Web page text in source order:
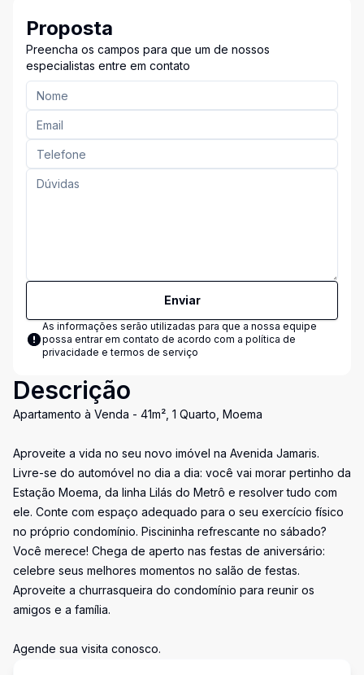
Proposta
Preencha os campos para que um de nossos
especialistas entre em contato
Enviar
As informações serão utilizadas para que a nossa equipe
possa entrar em contato de acordo com a política de
privacidade e termos de serviço
Descrição
Apartamento à Venda - 41m², 1 Quarto, Moema
Aproveite a vida no seu novo imóvel na Avenida Jamaris.
Livre-se do automóvel no dia a dia: você vai morar pertinho da
Estação Moema, da linha Lilás do Metrô e resolver tudo com
ele. Conte com espaço adequado para o seu exercício físico
no próprio condomínio. Piscininha refrescante no sábado?
Você merece! Chega de aperto nas festas de aniversário:
celebre seus melhores momentos no salão de festas.
Aproveite a churrasqueira do condomínio para reunir os
amigos e a família.
Agende sua visita conosco.